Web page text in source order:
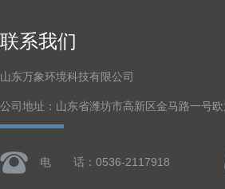
联系我们
山东万象环境科技有限公司
公司地址：山东省潍坊市高新区金马路一号
电 话：0536-2117918